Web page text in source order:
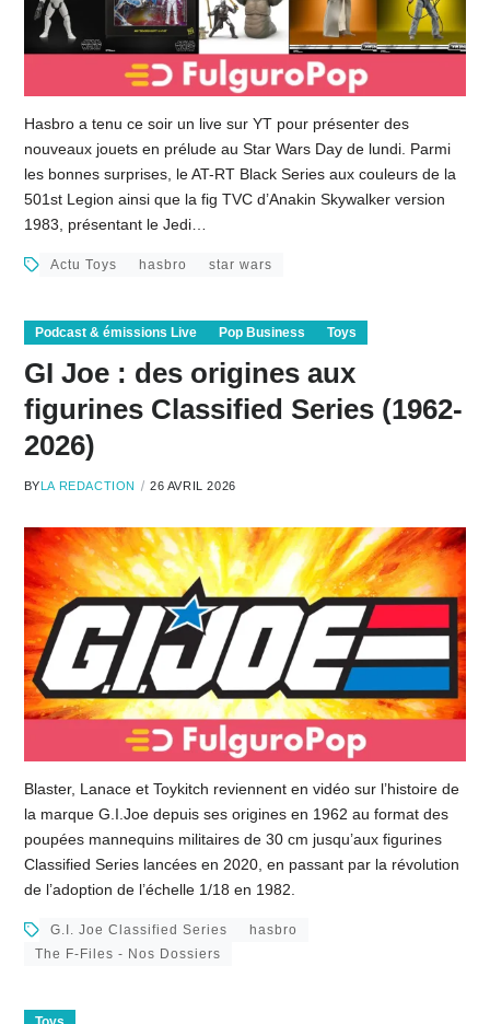
Hasbro a tenu ce soir un live sur YT pour présenter des
nouveaux jouets en prélude au Star Wars Day de lundi. Parmi
les bonnes surprises, le AT-RT Black Series aux couleurs de la
501st Legion ainsi que la fig TVC d’Anakin Skywalker version
1983, présentant le Jedi…
Actu Toys hasbro star wars
Podcast & émissions Live Pop Business Toys
GI Joe : des origines aux
figurines Classified Series (1962-
2026)
BY LA REDACTION 26 AVRIL 2026
Blaster, Lanace et Toykitch reviennent en vidéo sur l’histoire de
la marque G.I.Joe depuis ses origines en 1962 au format des
poupées mannequins militaires de 30 cm jusqu’aux figurines
Classified Series lancées en 2020, en passant par la révolution
de l’adoption de l’échelle 1/18 en 1982.
G.I. Joe Classified Series
hasbro
The F-Files - Nos Dossiers